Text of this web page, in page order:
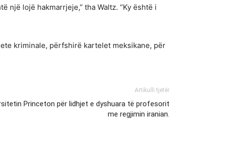
një lojë hakmarrjeje,” tha Waltz. “Ky është i
kriminale, përfshirë kartelet meksikane, për
Artikulli tjetër
Princeton për lidhjet e dyshuara të profesorit
me regjimin iranian.